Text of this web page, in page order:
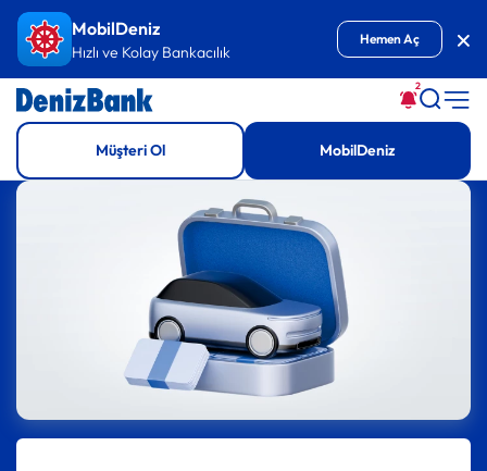
İçeriğe GitMobilDeniz
Hızlı ve Kolay Bankacılık
Hemen Aç
2
Müşteri Ol MobilDeniz